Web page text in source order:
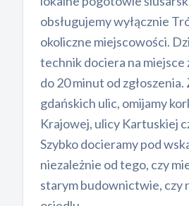
obsługujemy wyłącznie
okoliczne miejscowości.
technik dociera na miejsce
do 20 minut od zgłoszenia.
gdańskich ulic, omijamy
Krajowej, ulicy Kartuskiej
Szybko docieramy pod
niezależnie od tego, czy
starym budownictwie, czy